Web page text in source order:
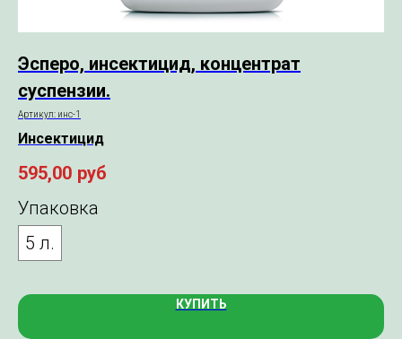
Эсперо, инсектицид, концентрат
суспензии.
Артикул: инс-1
Инсектицид
595,00 руб
Упаковка
5 л.
КУПИТЬ